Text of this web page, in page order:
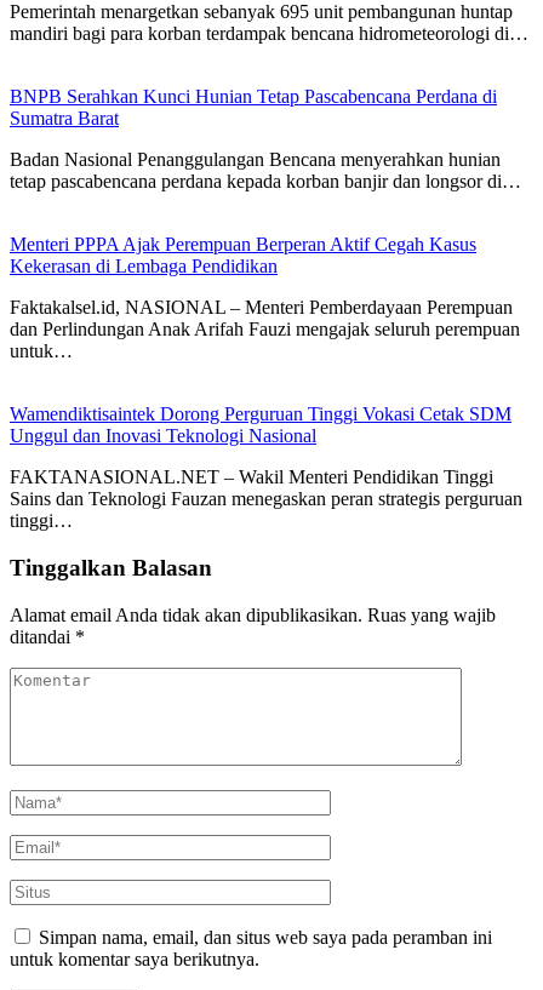
Pemerintah menargetkan sebanyak 695 unit pembangunan huntap
mandiri bagi para korban terdampak bencana hidrometeorologi di…
BNPB Serahkan Kunci Hunian Tetap Pascabencana Perdana di
Sumatra Barat
Badan Nasional Penanggulangan Bencana menyerahkan hunian
tetap pascabencana perdana kepada korban banjir dan longsor di…
Menteri PPPA Ajak Perempuan Berperan Aktif Cegah Kasus
Kekerasan di Lembaga Pendidikan
Faktakalsel.id, NASIONAL – Menteri Pemberdayaan Perempuan
dan Perlindungan Anak Arifah Fauzi mengajak seluruh perempuan
untuk…
Wamendiktisaintek Dorong Perguruan Tinggi Vokasi Cetak SDM
Unggul dan Inovasi Teknologi Nasional
FAKTANASIONAL.NET – Wakil Menteri Pendidikan Tinggi
Sains dan Teknologi Fauzan menegaskan peran strategis perguruan
tinggi…
Tinggalkan Balasan
Alamat email Anda tidak akan dipublikasikan. Ruas yang wajib
ditandai *
Simpan nama, email, dan situs web saya pada peramban ini
untuk komentar saya berikutnya.